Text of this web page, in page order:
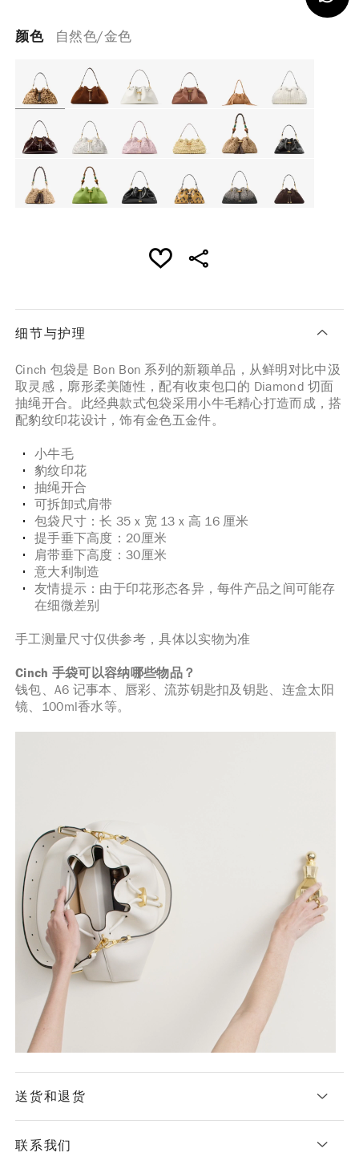
颜色 自然色/金色
细节与护理
Cinch 包袋是 Bon Bon 系列的新颖单品，从鲜明对比中汲
取灵感，廓形柔美随性，配有收束包口的 Diamond 切面
抽绳开合。此经典款式包袋采用小牛毛精心打造而成，搭
配豹纹印花设计，饰有金色五金件。
小牛毛
豹纹印花
抽绳开合
可拆卸式肩带
包袋尺寸：长 35 x 宽 13 x 高 16 厘米
提手垂下高度：20厘米
肩带垂下高度：30厘米
意大利制造
友情提示：由于印花形态各异，每件产品之间可能存
在细微差别
手工测量尺寸仅供参考，具体以实物为准
Cinch 手袋可以容纳哪些物品？
钱包、A6 记事本、唇彩、流苏钥匙扣及钥匙、连盒太阳
镜、100ml香水等。
送货和退货
联系我们